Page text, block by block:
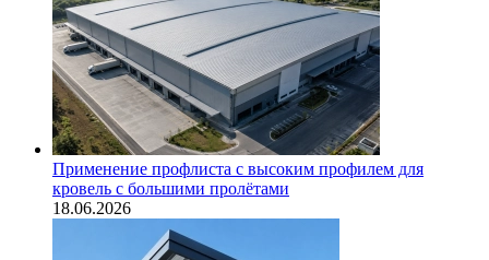
Применение профлиста с высоким профилем для
кровель с большими пролётами
18.06.2026